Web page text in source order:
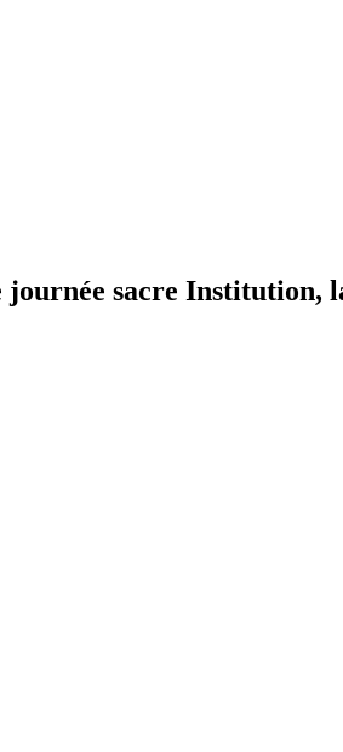
journée sacre